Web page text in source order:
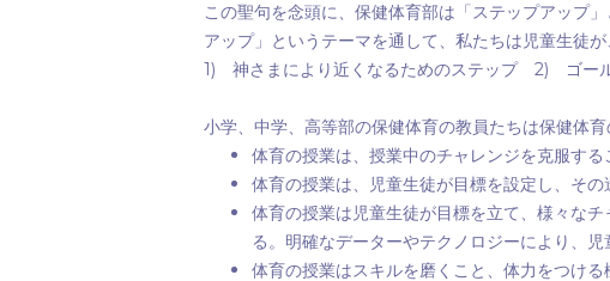
この聖句を念頭に、保健体育部は「ステップアップ」
アップ」というテーマを通して、私たちは児童生徒
1) 神さまにより近くなるためのステップ 2) ゴー
小学、中学、高等部の保健体育の教員たちは保健体
体育の授業は、授業中のチャレンジを克服す
体育の授業は、児童生徒が目標を設定し、そ
体育の授業は児童生徒が目標を立て、様々な
る。明確なデーターやテクノロジーにより、
体育の授業はスキルを磨くこと、体力をつけ